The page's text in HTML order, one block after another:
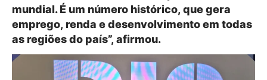
mundial. É um número histórico, que gera
emprego, renda e desenvolvimento em todas
as regiões do país”, afirmou.